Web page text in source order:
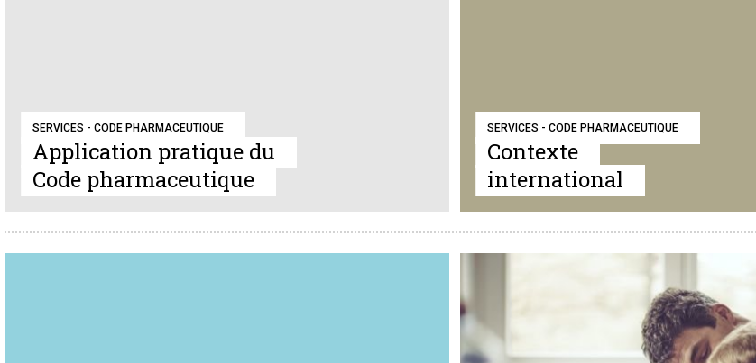
SERVICES - CODE PHARMACEUTIQUE
Application pratique du
Code pharmaceutique
SERVICES - CODE PHARMACEUTIQUE
Contexte
international